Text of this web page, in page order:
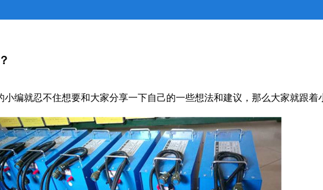
编就忍不住想要和大家分享一下自己的一些想法和建议，那么大家就跟